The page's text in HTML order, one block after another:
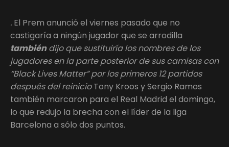
. El Prem anunció el viernes pasado que no
castigaría a ningún jugador que se arrodilla
tambiéndijo que sustituiría los nombres de los
jugadores en la parte posterior de sus camisas con
“Black Lives Matter” por los primeros 12 partidos
después del reinicioTony Kroos y Sergio Ramos
también marcaron para el Real Madrid el domingo,
lo que redujo la brecha con el líder de la liga
Barcelona a sólo dos puntos.